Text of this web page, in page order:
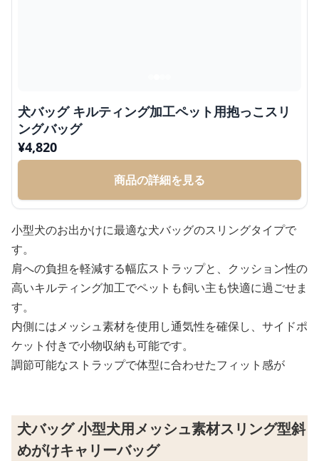
犬バッグ キルティング加工ペット用抱っこスリ
ングバッグ
¥4,820
商品の詳細を見る
小型犬のお出かけに最適な犬バッグのスリングタイプで
す。
肩への負担を軽減する幅広ストラップと、クッション性の
高いキルティング加工でペットも飼い主も快適に過ごせま
す。
内側にはメッシュ素材を使用し通気性を確保し、サイドポ
ケット付きで小物収納も可能です。
調節可能なストラップで体型に合わせたフィット感が
犬バッグ 小型犬用メッシュ素材スリング型斜
めがけキャリーバッグ